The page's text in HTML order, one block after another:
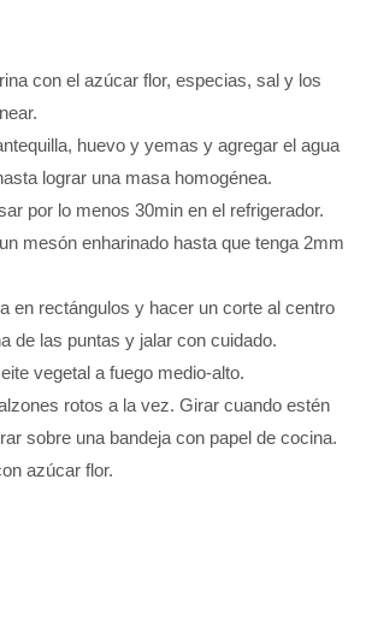
con el azúcar flor, especias, sal y los
huevo y yemas y agregar el agua
lograr una masa homogénea.
por lo menos 30min en el refrigerador.
mesón enharinado hasta que tenga 2mm
en rectángulos y hacer un corte al centro
de las puntas y jalar con cuidado.
vegetal a fuego medio-alto.
rotos a la vez. Girar cuando estén
sobre una bandeja con papel de cocina.
azúcar flor.